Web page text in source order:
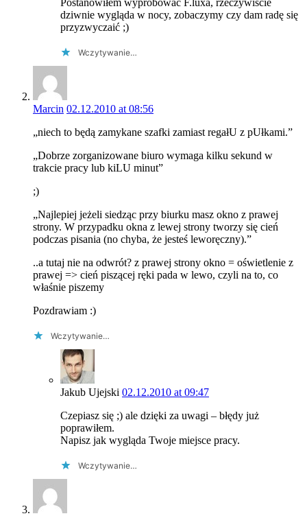
dziwnie wygląda w nocy, zobaczymy czy dam radę się
przyzwyczaić ;)
Wczytywanie…
Marcin 02.12.2010 at 08:56
„niech to będą zamykane szafki zamiast regałU z pUłkami.”
„Dobrze zorganizowane biuro wymaga kilku sekund w
trakcie pracy lub kiLU minut”
;)
„Najlepiej jeżeli siedząc przy biurku masz okno z prawej
strony. W przypadku okna z lewej strony tworzy się cień
podczas pisania (no chyba, że jesteś leworęczny).”
..a tutaj nie na odwrót? z prawej strony okno = oświetlenie z
prawej => cień piszącej ręki pada w lewo, czyli na to, co
właśnie piszemy
Pozdrawiam :)
Wczytywanie…
Jakub Ujejski 02.12.2010 at 09:47
Czepiasz się ;) ale dzięki za uwagi – błędy już
poprawiłem.
Napisz jak wygląda Twoje miejsce pracy.
Wczytywanie…